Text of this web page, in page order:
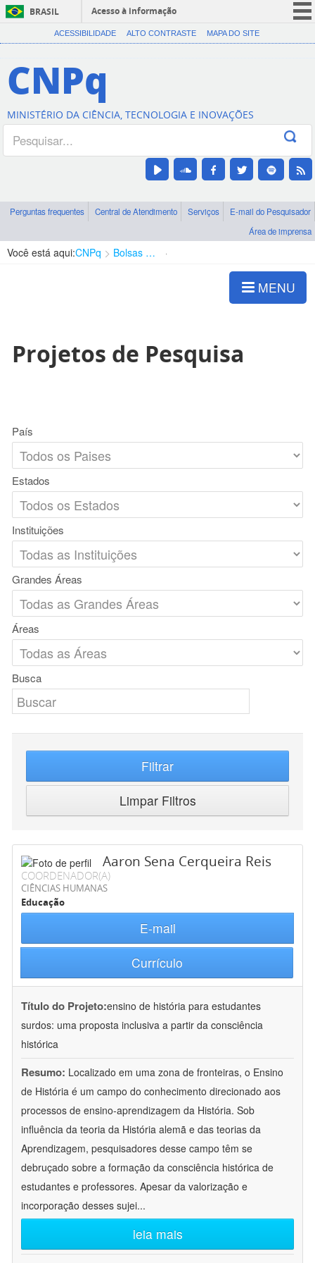
BRASIL
Acesso à informação
CORONAVÍRUS (COVID-19)
Canais
ACESSIBILIDADE ALTO CONTRASTE MAPA DO SITE
CNPq
MINISTÉRIO DA CIÊNCIA, TECNOLOGIA E INOVAÇÕES
Perguntas frequentes Central de Atendimento Serviços
E-mail do Pesquisador
Área de imprensa
Você está aqui:CNPq Bolsas e Auxílios Vigentes
MENU
Projetos de Pesquisa
País
Estados
Instituições
Grandes Áreas
Áreas
Busca
Filtrar
Limpar Filtros
Aaron Sena Cerqueira Reis
COORDENADOR(A)
CIÊNCIAS HUMANAS
Educação
E-mail
Currículo
Título do Projeto:ensino de história para estudantes
surdos: uma proposta inclusiva a partir da consciência
histórica
Resumo: Localizado em uma zona de fronteiras, o Ensino
de História é um campo do conhecimento direcionado aos
processos de ensino-aprendizagem da História. Sob
influência da teoria da História alemã e das teorias da
Aprendizagem, pesquisadores desse campo têm se
debruçado sobre a formação da consciência histórica de
estudantes e professores. Apesar da valorização e
incorporação desses sujei...
leia mais